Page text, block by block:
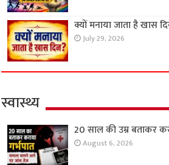
क्यों मनाया जाता है खास
July 29, 2026
स्वास्थ्य
20 साल की उम्र बताकर
August 6, 2026